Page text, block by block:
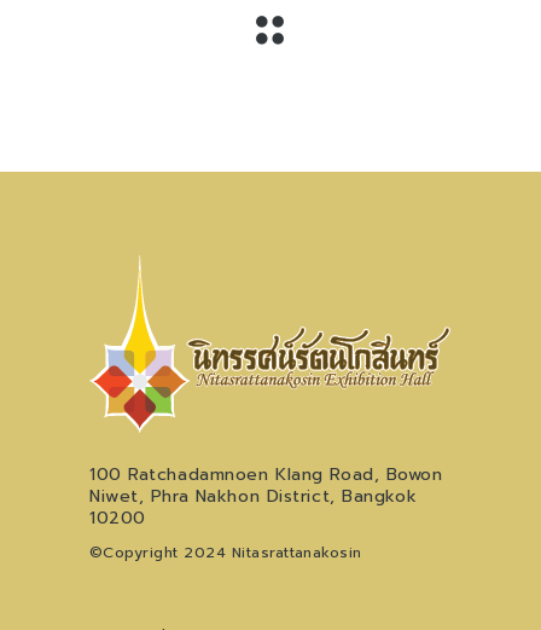
100 Ratchadamnoen Klang Road, Bowon
Niwet, Phra Nakhon District, Bangkok
10200
©Copyright 2024 Nitasrattanakosin